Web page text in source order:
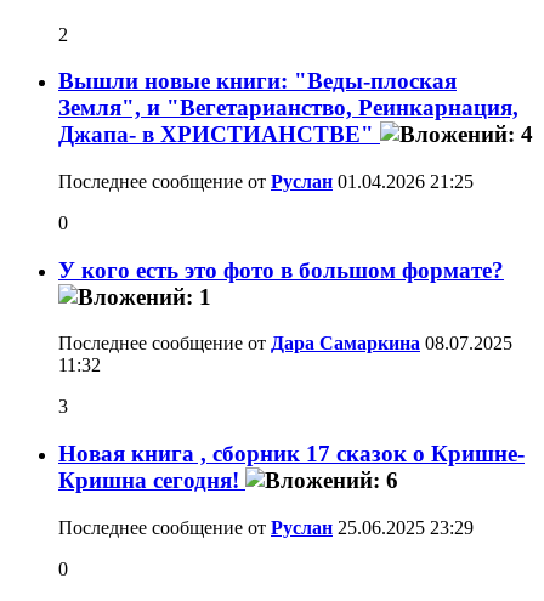
2
Вышли новые книги: "Веды-плоская
Земля", и "Вегетарианство, Реинкарнация,
Джапа- в ХРИСТИАНСТВЕ"
Последнее сообщение от Руслан 01.04.2026 21:25
0
У кого есть это фото в большом формате?
Последнее сообщение от Дара Самаркина 08.07.2025
11:32
3
Новая книга , сборник 17 сказок о Кришне-
Кришна сегодня!
Последнее сообщение от Руслан 25.06.2025 23:29
0